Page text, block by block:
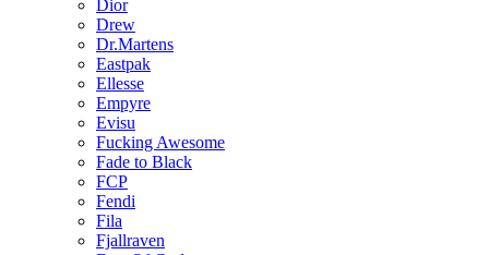
Dior
Drew
Dr.Martens
Eastpak
Ellesse
Empyre
Evisu
Fucking Awesome
Fade to Black
FCP
Fendi
Fila
Fjallraven